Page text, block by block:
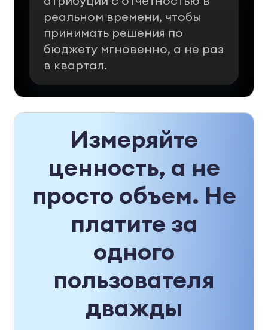
реальном времени, чтобы
принимать решения по
бюджету мгновенно, а не раз
в квартал.
Измеряйте
ценность, а не
просто объем. Не
платите за
одного
пользователя
дважды